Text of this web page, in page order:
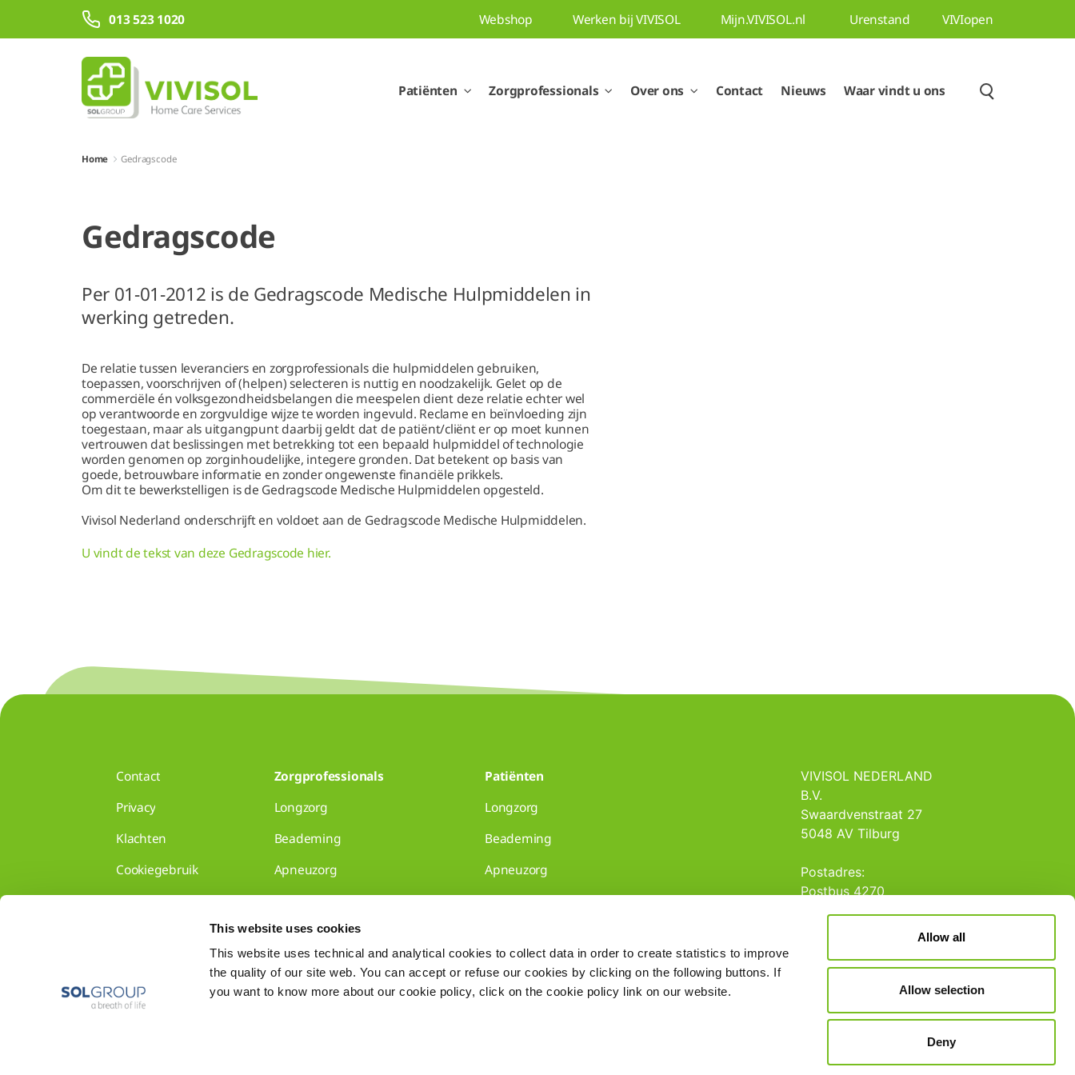
This website uses cookies
This website uses technical and analytical cookies to collect data in order to create statistics to improve
the quality of our site web. You can accept or refuse our cookies by clicking on the following buttons. If
you want to know more about our cookie policy, click on the cookie policy link on our website.
Allow all
Allow selection
Deny
Overslaan en naar hoofdinhoud gaan
013 523 1020 Webshop Werken bij VIVISOL Mijn.VIVISOL.nl Urenstand VIVIopen
Patiënten Zorgprofessionals Over ons Contact Nieuws Waar vindt u ons
Home Gedragscode
Gedragscode
Per 01-01-2012 is de Gedragscode Medische Hulpmiddelen in
werking getreden.
De relatie tussen leveranciers en zorgprofessionals die hulpmiddelen gebruiken,
toepassen, voorschrijven of (helpen) selecteren is nuttig en noodzakelijk. Gelet op de
commerciële én volksgezondheidsbelangen die meespelen dient deze relatie echter wel
op verantwoorde en zorgvuldige wijze te worden ingevuld. Reclame en beïnvloeding zijn
toegestaan, maar als uitgangpunt daarbij geldt dat de patiënt/cliënt er op moet kunnen
vertrouwen dat beslissingen met betrekking tot een bepaald hulpmiddel of technologie
worden genomen op zorginhoudelijke, integere gronden. Dat betekent op basis van
goede, betrouwbare informatie en zonder ongewenste financiële prikkels.
Om dit te bewerkstelligen is de Gedragscode Medische Hulpmiddelen opgesteld.
Vivisol Nederland onderschrijft en voldoet aan de Gedragscode Medische Hulpmiddelen.
U vindt de tekst van deze Gedragscode hier.
Contact
Privacy
Klachten
Cookiegebruik
Disclaimer
Zorgprofessionals
Longzorg
Beademing
Apneuzorg
Longzorg voor huisartsenpraktijken
Toon alles
Patiënten
Longzorg
Beademing
Apneuzorg
VIVISOL NEDERLAND
B.V.
Swaardvenstraat 27
5048 AV Tilburg
Postadres:
Postbus 4270
5004 JG Tilburg
E-mail: info@vivisol.nl